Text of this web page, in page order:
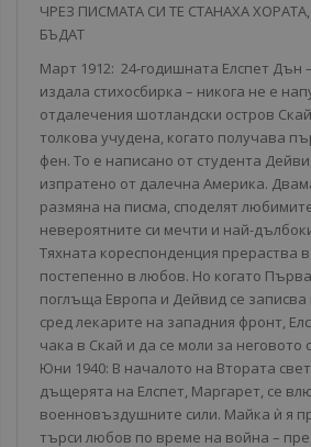
ЧРЕЗ ПИСМАТА СИ ТЕ СТАНАХА
БЪДАТ
Март 1912: 24-годишната Елспет Дън
издала стихосбирка – никога не е
отдалечения шотландски остров
толкова учудена, когато получава
фен. То е написано от студента
изпратено от далечна Америка.
размяна на писма, споделят
невероятните си мечти и най-
Тяхната кореспонденция прераства
постепенно в любов. Но когато
поглъща Европа и Дейвид се
сред лекарите на западния фронт,
чака в Скай и да се моли за неговото
Юни 1940: В началото на Втората
дъщерята на Елспет, Маргарет, се
военновъздушните сили. Майка ѝ я
търси любов по време на война –